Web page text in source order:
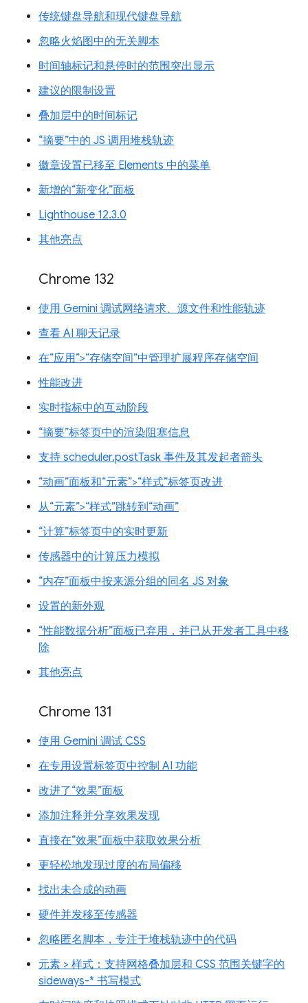
传统键盘导航和现代键盘导航
忽略火焰图中的无关脚本
时间轴标记和悬停时的范围突出显示
建议的限制设置
叠加层中的时间标记
“摘要”中的 JS 调用堆栈轨迹
徽章设置已移至 Elements 中的菜单
新增的“新变化”面板
Lighthouse 12.3.0
其他亮点
Chrome 132
使用 Gemini 调试网络请求、源文件和性能轨迹
查看 AI 聊天记录
在“应用”>“存储空间”中管理扩展程序存储空间
性能改进
实时指标中的互动阶段
“摘要”标签页中的渲染阻塞信息
支持 scheduler.postTask 事件及其发起者箭头
“动画”面板和“元素”>“样式”标签页改进
从“元素”>“样式”跳转到“动画”
“计算”标签页中的实时更新
传感器中的计算压力模拟
“内存”面板中按来源分组的同名 JS 对象
设置的新外观
“性能数据分析”面板已弃用，并已从开发者工具中移
除
其他亮点
Chrome 131
使用 Gemini 调试 CSS
在专用设置标签页中控制 AI 功能
改进了“效果”面板
添加注释并分享效果发现
直接在“效果”面板中获取效果分析
更轻松地发现过度的布局偏移
找出未合成的动画
硬件并发移至传感器
忽略匿名脚本，专注于堆栈轨迹中的代码
元素 > 样式：支持网格叠加层和 CSS 范围关键字的
sideways-* 书写模式